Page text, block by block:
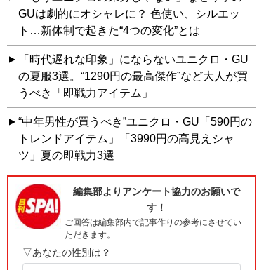
GUは劇的にオシャレに？ 色使い、シルエッ
ト…新体制で起きた“4つの変化”とは
「時代遅れな印象」にならないユニクロ・GU
の夏服3選。“1290円の最高傑作”など大人が買
うべき「即戦力アイテム」
“中年男性が買うべき”ユニクロ・GU「590円の
トレンドアイテム」「3990円の高見えシャ
ツ」夏の即戦力3選